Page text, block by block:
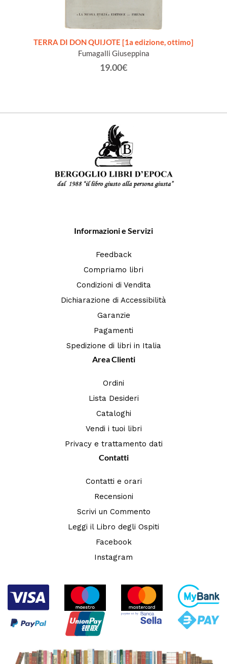
TERRA DI DON QUIJOTE [1a edizione, ottimo]
Fumagalli Giuseppina
19.00€
Informazioni e Servizi
Feedback
Compriamo libri
Condizioni di Vendita
Dichiarazione di Accessibilità
Garanzie
Pagamenti
Spedizione di libri in Italia
Area Clienti
Ordini
Lista Desideri
Cataloghi
Vendi i tuoi libri
Privacy e trattamento dati
Contatti
Contatti e orari
Recensioni
Scrivi un Commento
Leggi il Libro degli Ospiti
Facebook
Instagram